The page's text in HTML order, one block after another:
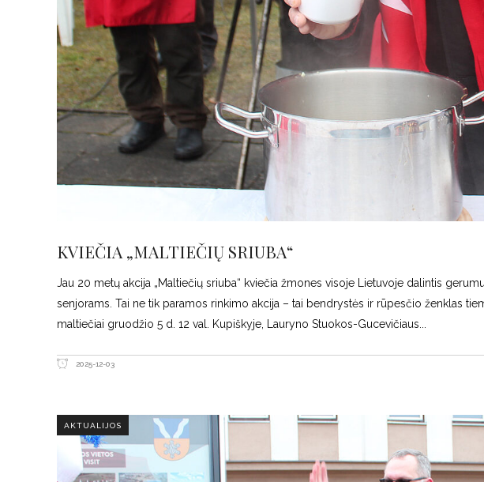
KVIEČIA „MALTIEČIŲ SRIUBA“
Jau 20 metų akcija „Maltiečių sriuba“ kviečia žmones visoje Lietuvoje dalintis
senjorams. Tai ne tik paramos rinkimo akcija – tai bendrystės ir rūpesčio ženklas
maltiečiai gruodžio 5 d. 12 val. Kupiškyje, Lauryno Stuokos-Gucevičiaus
2025-12-03
AKTUALIJOS